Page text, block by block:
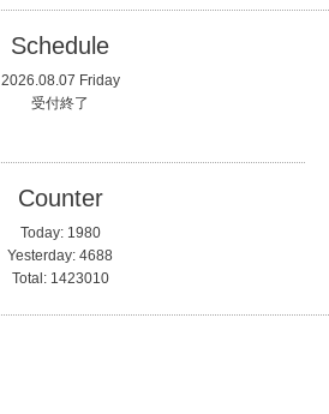
Schedule
2026.08.07 Friday
受付終了
Counter
Today: 1980
Yesterday: 4688
Total: 1423010